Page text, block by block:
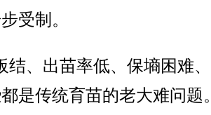
受制。
、出苗率低、保墒困难
是传统育苗的老大难问题